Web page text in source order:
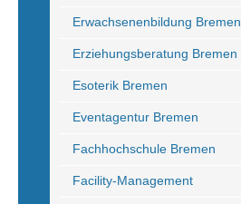
Erwachsenenbildung Bremen
Erziehungsberatung Bremen
Esoterik Bremen
Eventagentur Bremen
Fachhochschule Bremen
Facility-Management